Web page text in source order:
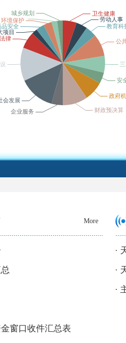
More
窗口收件汇总表
·
·
·